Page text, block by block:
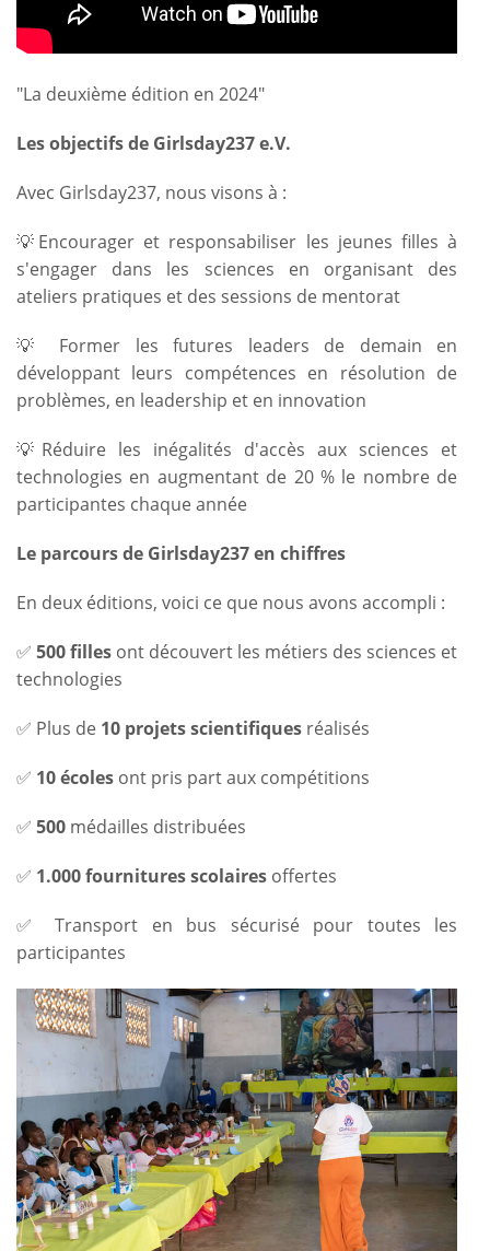
"La deuxième édition en 2024"
Les objectifs de Girlsday237 e.V.
Avec Girlsday237, nous visons à :
💡Encourager et responsabiliser les jeunes filles à
s'engager dans les sciences en organisant des
ateliers pratiques et des sessions de mentorat
💡 Former les futures leaders de demain en
développant leurs compétences en résolution de
problèmes, en leadership et en innovation
💡Réduire les inégalités d'accès aux sciences et
technologies en augmentant de 20 % le nombre de
participantes chaque année
Le parcours de Girlsday237 en chiffres
En deux éditions, voici ce que nous avons accompli :
✅ 500 filles ont découvert les métiers des sciences et
technologies
✅ Plus de 10 projets scientifiques réalisés
✅ 10 écoles ont pris part aux compétitions
✅ 500 médailles distribuées
✅ 1.000 fournitures scolaires offertes
✅ Transport en bus sécurisé pour toutes les
participantes